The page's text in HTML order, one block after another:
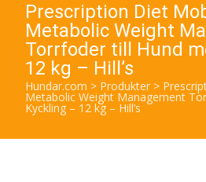
Prescription Diet
Metabolic Weight
Torrfoder till Hund
12 kg – Hill’s
Hundar.com > Produkter >
Metabolic Weight Management
Kyckling – 12 kg – Hill’s